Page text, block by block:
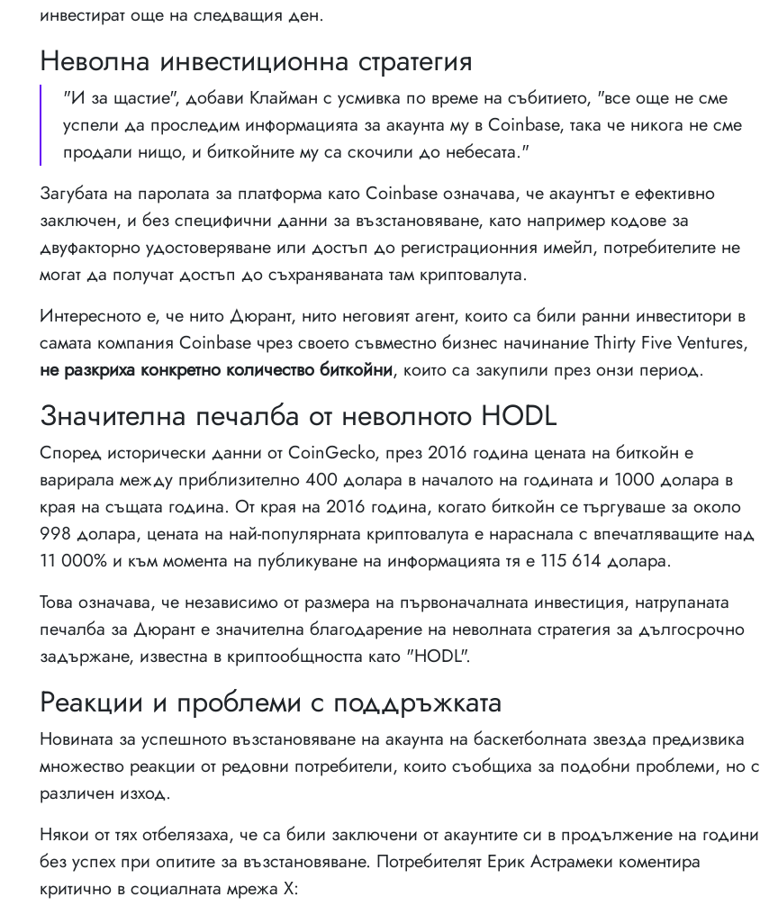
инвестират още на следващия ден.
Неволна инвестиционна стратегия
"И за щастие", добави Клайман с усмивка по време на събитието, "все още не сме
успели да проследим информацията за акаунта му в Coinbase, така че никога не сме
продали нищо, и биткойните му са скочили до небесата."
Загубата на паролата за платформа като Coinbase означава, че акаунтът е ефективно
заключен, и без специфични данни за възстановяване, като например кодове за
двуфакторно удостоверяване или достъп до регистрационния имейл, потребителите не
могат да получат достъп до съхраняваната там криптовалута.
Интересното е, че нито Дюрант, нито неговият агент, които са били ранни инвеститори в
самата компания Coinbase чрез своето съвместно бизнес начинание Thirty Five Ventures,
не разкриха конкретно количество биткойни, които са закупили през онзи период.
Значителна печалба от неволното HODL
Според исторически данни от CoinGecko, през 2016 година цената на биткойн е
варирала между приблизително 400 долара в началото на годината и 1000 долара в
края на същата година. От края на 2016 година, когато биткойн се търгуваше за около
998 долара, цената на най-популярната криптовалута е нараснала с впечатляващите над
11 000% и към момента на публикуване на информацията тя е 115 614 долара.
Това означава, че независимо от размера на първоначалната инвестиция, натрупаната
печалба за Дюрант е значителна благодарение на неволната стратегия за дългосрочно
задържане, известна в криптообщността като "HODL".
Реакции и проблеми с поддръжката
Новината за успешното възстановяване на акаунта на баскетболната звезда предизвика
множество реакции от редовни потребители, които съобщиха за подобни проблеми, но с
различен изход.
Някои от тях отбелязаха, че са били заключени от акаунтите си в продължение на години
без успех при опитите за възстановяване. Потребителят Ерик Астрамеки коментира
критично в социалната мрежа X: